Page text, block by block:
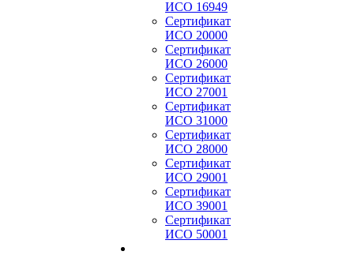
ИСО 16949
Сертификат
ИСО 20000
Сертификат
ИСО 26000
Сертификат
ИСО 27001
Сертификат
ИСО 31000
Сертификат
ИСО 28000
Сертификат
ИСО 29001
Сертификат
ИСО 39001
Сертификат
ИСО 50001